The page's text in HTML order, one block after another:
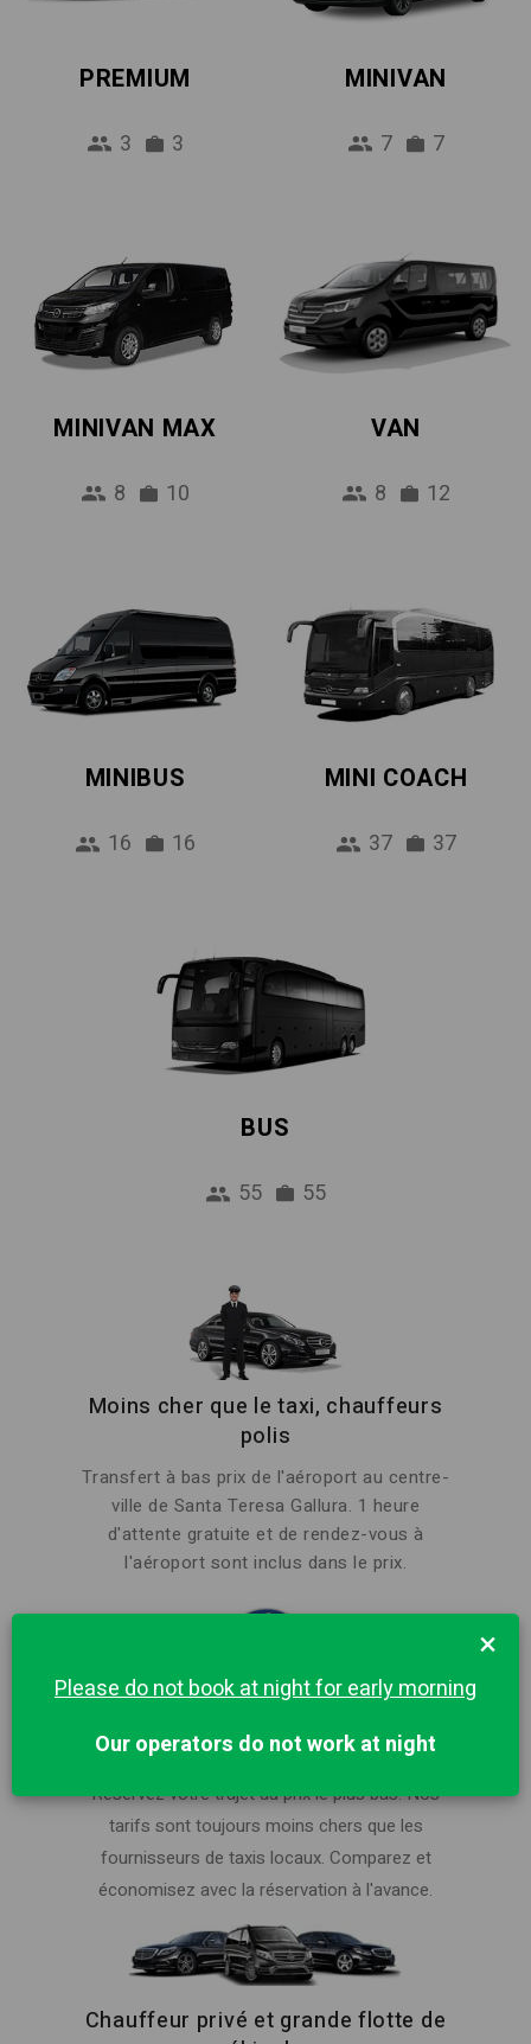
PREMIUM
3 3
MINIVAN
7 7
MINIVAN MAX
8 10
VAN
8 12
MINIBUS
16 16
MINI COACH
37 37
BUS
55 55
Moins cher que le taxi, chauffeurs
polis
Transfert à bas prix de l'aéroport au centre-
ville de Santa Teresa Gallura. 1 heure
d'attente gratuite et de rendez-vous à
l'aéroport sont inclus dans le prix.
pour un trajet privé
Réservez votre trajet au prix le plus bas. Nos
tarifs sont toujours moins chers que les
fournisseurs de taxis locaux. Comparez et
économisez avec la réservation à l'avance.
Chauffeur privé et grande flotte de
×
Please do not book at night for early morning
Our operators do not work at night